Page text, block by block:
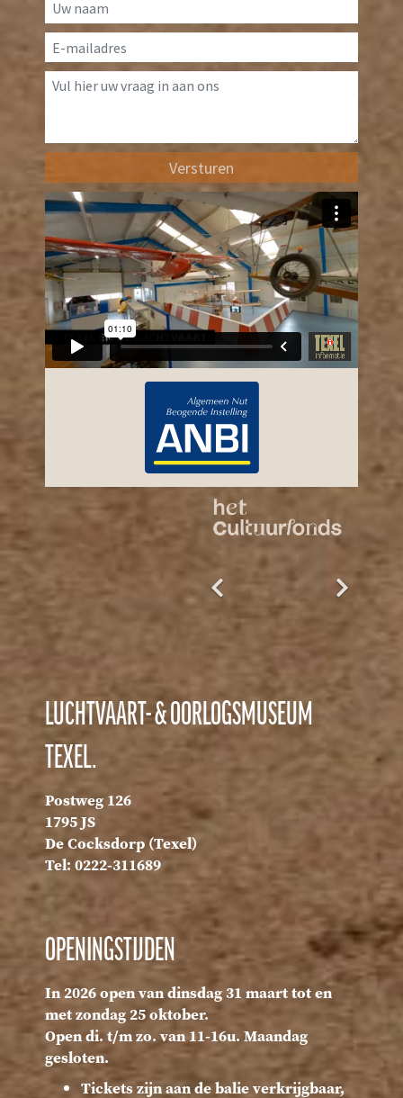
LUCHTVAART- & OORLOGSMUSEUM
TEXEL.
Postweg 126
1795 JS
De Cocksdorp (Texel)
Tel: 0222-311689
OPENINGSTIJDEN
In 2026 open van dinsdag 31 maart tot en
met zondag 25 oktober.
Open di. t/m zo. van 11-16u. Maandag
gesloten.
Tickets zijn aan de balie verkrijgbaar,
Versturen